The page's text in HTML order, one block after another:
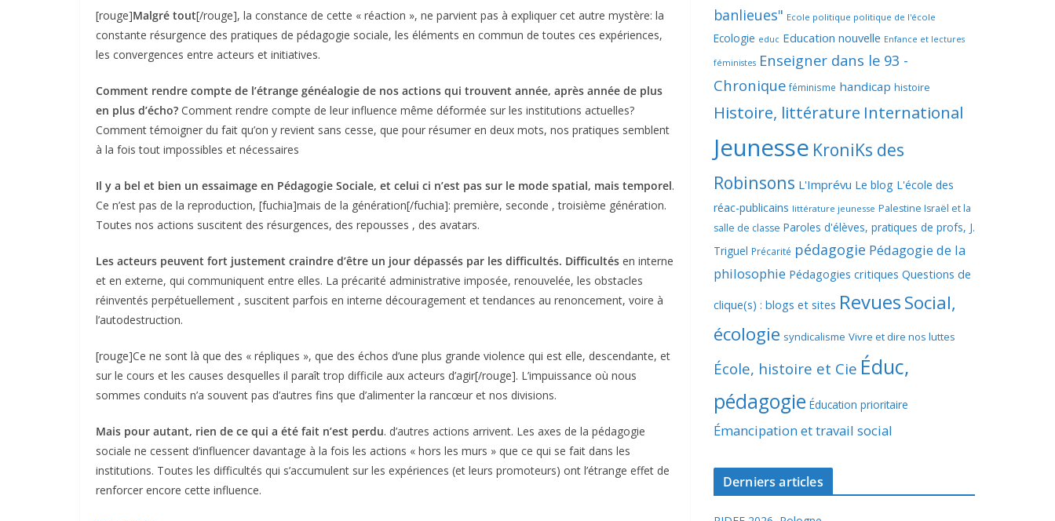
[rouge]Malgré tout[/rouge], la constance de cette « réaction », ne parvient pas à expliquer cet autre mystère: la
constante résurgence des pratiques de pédagogie sociale, les éléments en commun de toutes ces expériences,
les convergences entre acteurs et initiatives.
Comment rendre compte de l’étrange généalogie de nos actions qui trouvent année, après année de plus
en plus d’écho? Comment rendre compte de leur influence même déformée sur les institutions actuelles?
Comment témoigner du fait qu’on y revient sans cesse, que pour résumer en deux mots, nos pratiques semblent
à la fois tout impossibles et nécessaires
Il y a bel et bien un essaimage en Pédagogie Sociale, et celui ci n’est pas sur le mode spatial, mais temporel.
Ce n’est pas de la reproduction, [fuchia]mais de la génération[/fuchia]: première, seconde , troisième génération.
Toutes nos actions suscitent des résurgences, des repousses , des avatars.
Les acteurs peuvent fort justement craindre d’être un jour dépassés par les difficultés. Difficultés en interne
et en externe, qui communiquent entre elles. La précarité administrative imposée, renouvelée, les obstacles
réinventés perpétuellement , suscitent parfois en interne découragement et tendances au renoncement, voire à
l’autodestruction.
[rouge]Ce ne sont là que des « répliques », que des échos d’une plus grande violence qui est elle, descendante, et
sur le cours et les causes desquelles il paraît trop difficile aux acteurs d’agir[/rouge]. L’impuissance où nous
sommes conduits n’a souvent pas d’autres fins que d’alimenter la rancœur et nos divisions.
Mais pour autant, rien de ce qui a été fait n’est perdu. d’autres actions arrivent. Les axes de la pédagogie
sociale ne cessent d’influencer davantage à la fois les actions « hors les murs » que ce qui se fait dans les
institutions. Toutes les difficultés qui s’accumulent sur les expériences (et leurs promoteurs) ont l’étrange effet de
renforcer encore cette influence.
banlieues" Ecole politique politique de l'école
Ecologie educ Education nouvelle Enfance et lectures
féministes Enseigner dans le 93 -
Chronique féminisme handicap histoire
Histoire, littérature International
Jeunesse KroniKs des
Robinsons L'Imprévu Le blog L'école des
réac-publicains littérature jeunesse Palestine Israël et la
salle de classe Paroles d'élèves, pratiques de profs, J.
Triguel Précarité pédagogie Pédagogie de la
philosophie Pédagogies critiques Questions de
clique(s) : blogs et sites RevuesSocial,
écologie syndicalisme Vivre et dire nos luttes
École, histoire et Cie Éduc,
pédagogie Éducation prioritaire
Émancipation et travail social
Derniers articles